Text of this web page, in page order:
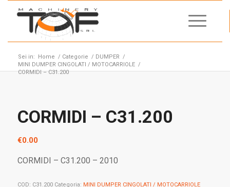
Sei in: Home / Categorie / DUMPER /
MINI DUMPER CINGOLATI / MOTOCARRIOLE /
CORMIDI – C31.200
CORMIDI – C31.200
€0.00
CORMIDI – C31.200 – 2010
COD: C31.200 Categoria: MINI DUMPER CINGOLATI / MOTOCARRIOLE